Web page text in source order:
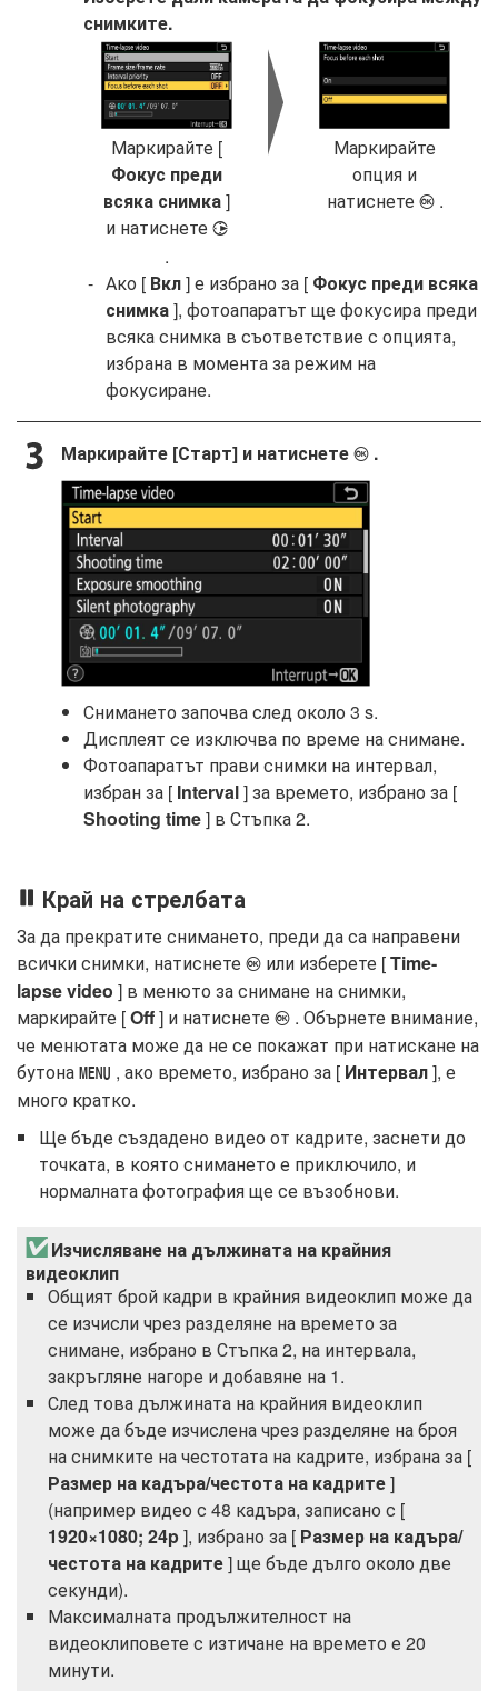
снимките.
Маркирайте [
Фокус преди
всяка снимка]
и натиснете2
.
Маркирайте
опция и
натиснете J .
Ако [ Вкл] е избрано за [ Фокус преди всяка
снимка], фотоапаратът ще фокусира преди
всяка снимка в съответствие с опцията,
избрана в момента за режим на
фокусиране.
Маркирайте [Старт] и натиснете J .
Снимането започва след около 3 s.
Дисплеят се изключва по време на снимане.
Фотоапаратът прави снимки на интервал,
избран за [ Interval] за времето, избрано за [
Shooting time] в Стъпка 2.
Край на стрелбата
За да прекратите снимането, преди да са направени
всички снимки, натиснете J или изберете [Time-
lapse video ] в менюто за снимане на снимки,
маркирайте [Off] и натиснете J . Обърнете внимание,
че менютата може да не се покажат при натискане на
бутона G , ако времето, избрано за [ Интервал], е
много кратко.
Ще бъде създадено видео от кадрите, заснети до
точката, в която снимането е приключило, и
нормалната фотография ще се възобнови.
Изчисляване на дължината на крайния
видеоклип
Общият брой кадри в крайния видеоклип може да
се изчисли чрез разделяне на времето за
снимане, избрано в Стъпка 2, на интервала,
закръгляне нагоре и добавяне на 1.
След това дължината на крайния видеоклип
може да бъде изчислена чрез разделяне на броя
на снимките на честотата на кадрите, избрана за [
Размер на кадъра/честота на кадрите]
(например видео с 48 кадъра, записано с [
1920×1080; 24p], избрано за [ Размер на кадъра/
честота на кадрите] ще бъде дълго около две
секунди).
Максималната продължителност на
видеоклиповете с изтичане на времето е 20
минути.